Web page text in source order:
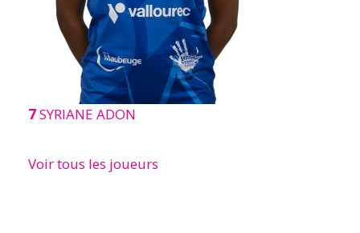
7SYRIANE ADON
Voir tous les joueurs